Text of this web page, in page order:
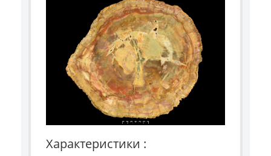
Характеристики :